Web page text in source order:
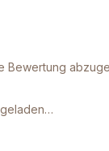
Bewertung